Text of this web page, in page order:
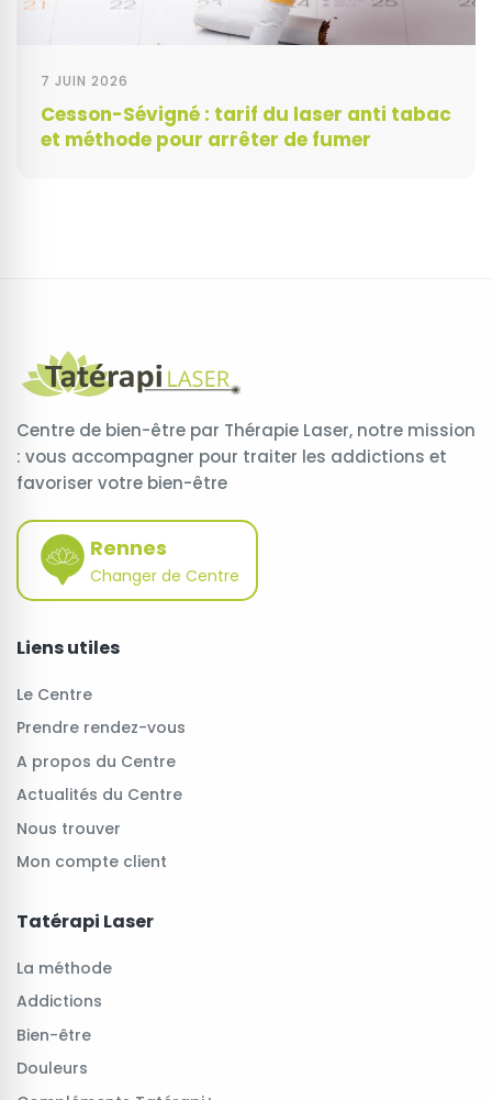
7 JUIN 2026
Cesson-Sévigné : tarif du laser anti tabac
et méthode pour arrêter de fumer
Centre de bien-être par Thérapie Laser, notre mission
: vous accompagner pour traiter les addictions et
favoriser votre bien-être
Rennes
Changer de Centre
Liens utiles
Le Centre
Prendre rendez-vous
A propos du Centre
Actualités du Centre
Nous trouver
Mon compte client
Tatérapi Laser
La méthode
Addictions
Bien-être
Douleurs